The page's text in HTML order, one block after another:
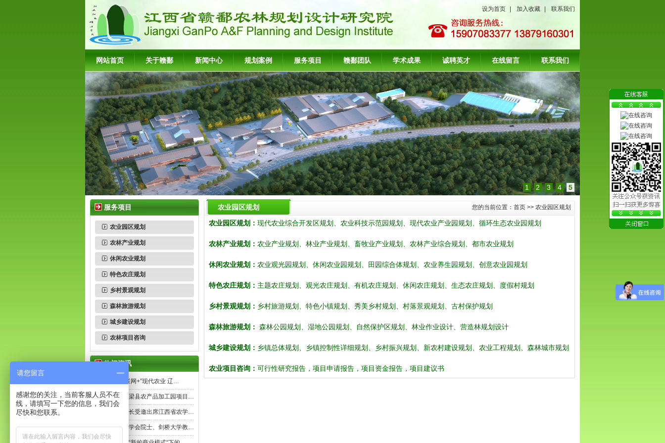
设为首页 加入收藏 联系我们
网站首页 关于赣鄱 新闻中心 规划案例 服务项目 赣鄱团队 学术成果 诚聘英才 在线留言 联系我们
1 2 3 4 5
服务项目
农业园区规划
农林产业规划
休闲农业规划
特色农庄规划
乡村景观规划
森林旅游规划
城乡建设规划
农林项目咨询
热门资讯
助力“互联网+”现代农业 辽…
景德镇浮梁县农产品加工园项目…
陈飞平院长受邀出席江西省农学…
英国皇家学会院士、剑桥大学教…
农业园区规划 您的当前位置： 首页 >> 农业园区规划
农业园区规划： 现代农业综合开发区规划、农业科技示范园规划、现代农业产业园规划、循环生态农业园规划
农林产业规划： 农业产业规划、林业产业规划、畜牧业产业规划、农林产业综合规划、都市农业规划
休闲农业规划： 农业观光园规划、休闲农业园规划、田园综合体规划、农业养生园规划、创意农业园规划
特色农庄规划： 主题农庄规划、观光农庄规划、有机农庄规划、休闲农庄规划、生态农庄规划、度假村规划
乡村景观规划： 乡村旅游规划、 特色小镇规划、秀美乡村规划、 村落景观规划、古村保护规划
森林旅游规划： 森林公园规划、湿地公园规划、自然保护区规划、林业作业设计、营造林规划设计
城乡建设规划： 乡镇总体规划、乡镇控制性详细规划、乡村振兴规划、新农村建设规划、农业工程规划、森林城市规划
农业项目咨询： 可行性研究报告，项目申请报告，项目资金报告，项目建议书
请您留言
感谢您的关注，当前客服人员不在
线，请填写一下您的信息，我们会
尽快和您联系。